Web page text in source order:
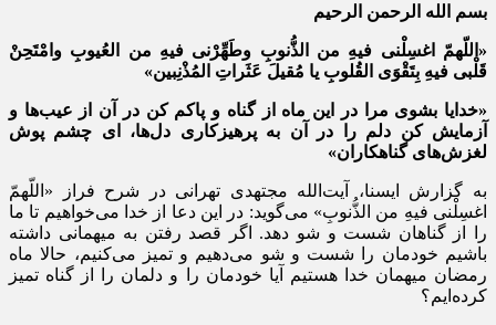
بسم الله الرحمن الرحیم
«اللّهمّ اغسِلْنی فیهِ من الذُّنوبِ وطَهِّرْنی فیهِ من العُیوبِ وامْتَحِنْ
قَلْبی فیهِ بِتَقْوَی القُلوبِ یا مُقیلَ عَثَراتِ المُذْنِبین»
«خدایا بشوی مرا در این ماه از گناه و پاکم کن در آن از عیب‌ها و
آزمایش کن دلم را در آن به پرهیزکاری دل‌ها، ای چشم پوش
لغزش‌های گناهکاران»
به گزارش ایسنا، آیت‌الله مجتهدی تهرانی در شرح فراز «اللّهمّ
اغسِلْنی فیهِ من الذُّنوبِ» می‌گوید: در این دعا از خدا می‌خواهیم تا ما
را از گناهان شست و شو دهد. اگر قصد رفتن به میهمانی داشته
باشیم خودمان را شست و شو می‌دهیم و تمیز می‌کنیم، حالا ماه
رمضان میهمان خدا هستیم آیا خودمان را و دلمان را از گناه تمیز
کرده‌ایم؟